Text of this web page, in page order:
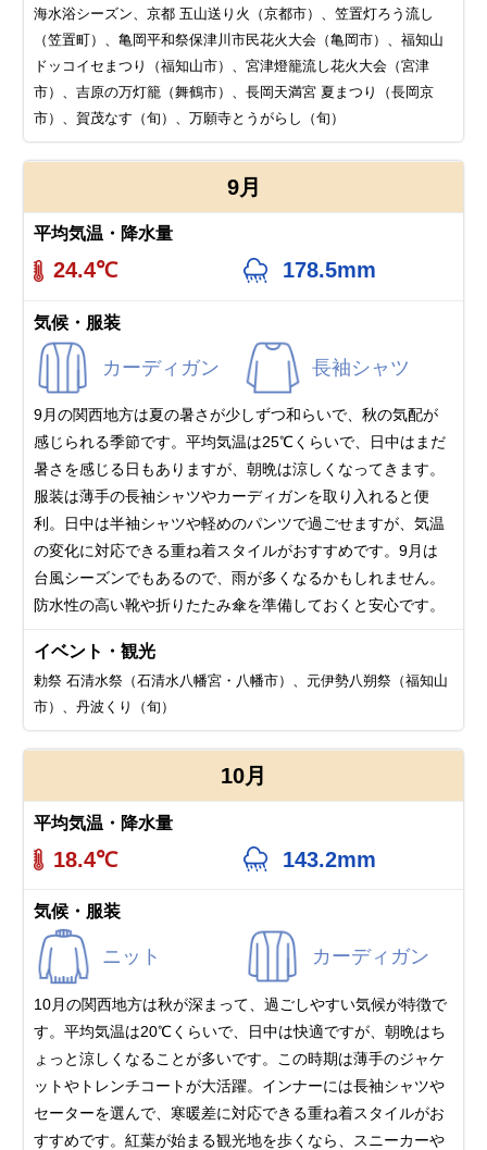
海水浴シーズン、京都 五山送り火（京都市）、笠置灯ろう流し
（笠置町）、亀岡平和祭保津川市民花火大会（亀岡市）、福知山
ドッコイセまつり（福知山市）、宮津燈籠流し花火大会（宮津
市）、吉原の万灯籠（舞鶴市）、長岡天満宮 夏まつり（長岡京
市）、賀茂なす（旬）、万願寺とうがらし（旬）
9月
平均気温・降水量
24.4℃ 178.5mm
気候・服装
カーディガン 長袖シャツ
9月の関西地方は夏の暑さが少しずつ和らいで、秋の気配が
感じられる季節です。平均気温は25℃くらいで、日中はまだ
暑さを感じる日もありますが、朝晩は涼しくなってきます。
服装は薄手の長袖シャツやカーディガンを取り入れると便
利。日中は半袖シャツや軽めのパンツで過ごせますが、気温
の変化に対応できる重ね着スタイルがおすすめです。9月は
台風シーズンでもあるので、雨が多くなるかもしれません。
防水性の高い靴や折りたたみ傘を準備しておくと安心です。
イベント・観光
勅祭 石清水祭（石清水八幡宮・八幡市）、元伊勢八朔祭（福知山
市）、丹波くり（旬）
10月
平均気温・降水量
18.4℃ 143.2mm
気候・服装
ニット カーディガン
10月の関西地方は秋が深まって、過ごしやすい気候が特徴で
す。平均気温は20℃くらいで、日中は快適ですが、朝晩はち
ょっと涼しくなることが多いです。この時期は薄手のジャケ
ットやトレンチコートが大活躍。インナーには長袖シャツや
セーターを選んで、寒暖差に対応できる重ね着スタイルがお
すすめです。紅葉が始まる観光地を歩くなら、スニーカーや